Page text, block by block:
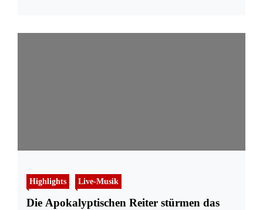
Highlights Live-Musik
Die Apokalyptischen Reiter stürmen das